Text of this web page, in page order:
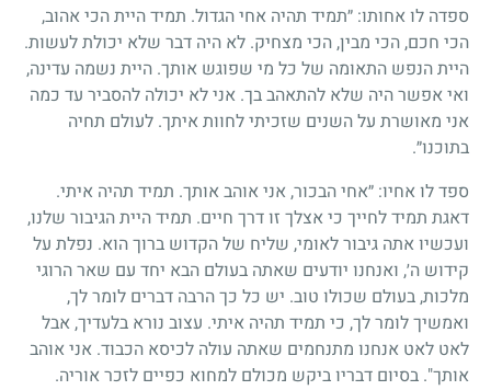
ספדה לו אחותו: ״תמיד תהיה אחי הגדול. תמיד היית הכי אהוב,
הכי חכם, הכי מבין, הכי מצחיק. לא היה דבר שלא יכולת לעשות.
היית הנפש התאומה של כל מי שפוגש אותך. היית נשמה עדינה,
ואי אפשר היה שלא להתאהב בך. אני לא יכולה להסביר עד כמה
אני מאושרת על השנים שזכיתי לחוות איתך. לעולם תחיה
בתוכנו״.
ספד לו אחיו: ״אחי הבכור, אני אוהב אותך. תמיד תהיה איתי.
דאגת תמיד לחייך כי אצלך זו דרך חיים. תמיד היית הגיבור שלנו,
ועכשיו אתה גיבור לאומי, שליח של הקדוש ברוך הוא. נפלת על
קידוש ה׳, ואנחנו יודעים שאתה בעולם הבא יחד עם שאר הרוגי
מלכות, בעולם שכולו טוב. יש כל כך הרבה דברים לומר לך,
ואמשיך לומר לך, כי תמיד תהיה איתי. עצוב נורא בלעדיך, אבל
לאט לאט אנחנו מתנחמים שאתה עולה לכיסא הכבוד. אני אוהב
אותך". בסיום דבריו ביקש מכולם למחוא כפיים לזכר אוריה.